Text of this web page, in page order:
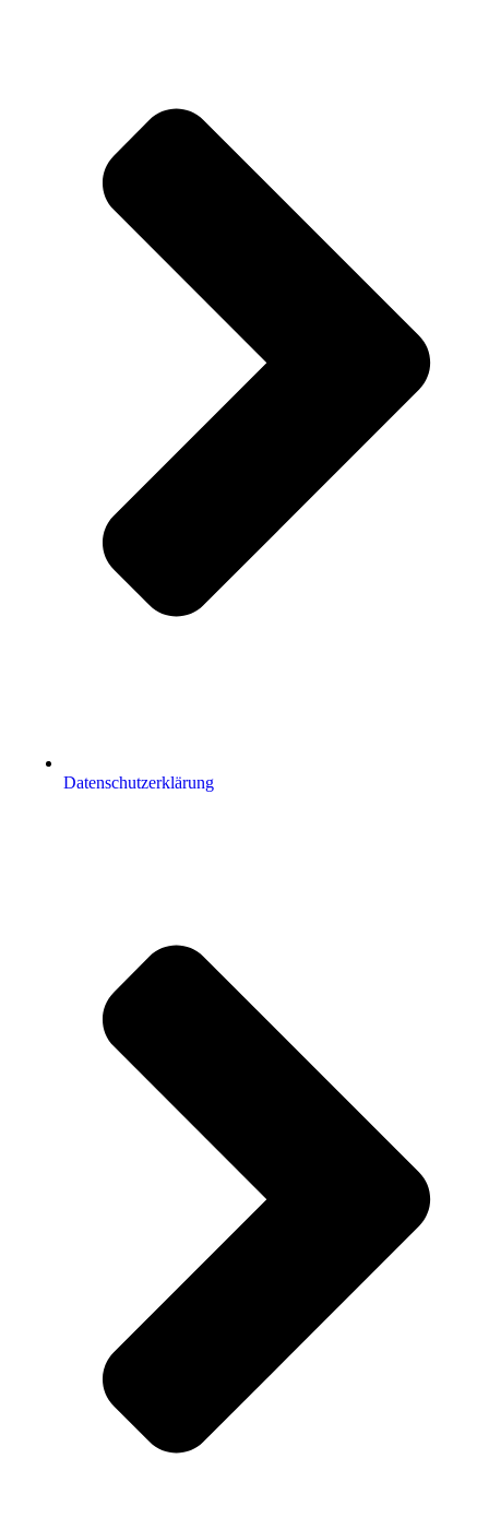
Datenschutzerklärung